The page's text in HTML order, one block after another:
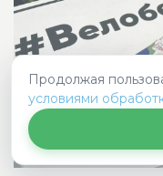
Продолжая
условиями